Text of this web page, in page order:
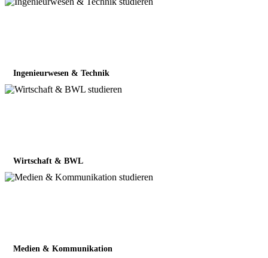
Ingenieurwesen & Technik
Wirtschaft & BWL
Medien & Kommunikation